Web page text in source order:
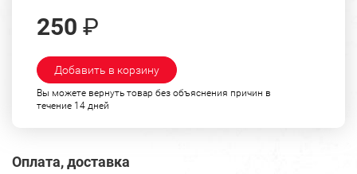
250 ₽
Добавить в корзину
Вы можете вернуть товар без объяснения причин в
течение 14 дней
Оплата, доставка